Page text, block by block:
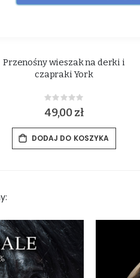
Przenośny wieszak na derki i
czapraki York
Rating:
0%
49,00 zł
DODAJ DO KOSZYKA